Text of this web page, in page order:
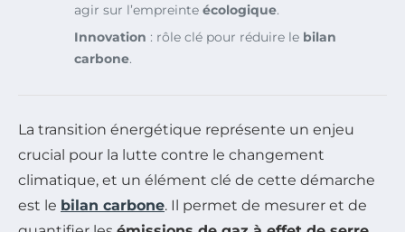
agir sur l’empreinte écologique.
Innovation : rôle clé pour réduire le bilan
carbone.
La transition énergétique représente un enjeu
crucial pour la lutte contre le changement
climatique, et un élément clé de cette démarche
est le bilan carbone. Il permet de mesurer et de